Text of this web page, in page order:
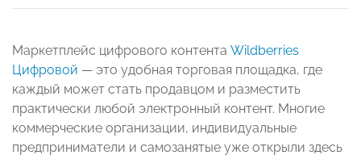
Маркетплейс цифрового контента Wildberries
Цифровой — это удобная торговая площадка, где
каждый может стать продавцом и разместить
практически любой электронный контент. Многие
коммерческие организации, индивидуальные
предприниматели и самозанятые уже открыли здесь